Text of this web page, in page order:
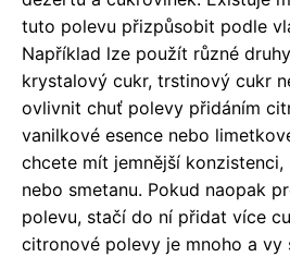
tuto polevu přizpůsobit podle
Například lze použít různé
krystalový cukr, trstinový cukr
ovlivnit chuť polevy přidáním
vanilkové esence nebo
chcete mít jemnější
nebo smetanu. Pokud naopak
polevu, stačí do ní přidat více
citronové polevy je mnoho a vy